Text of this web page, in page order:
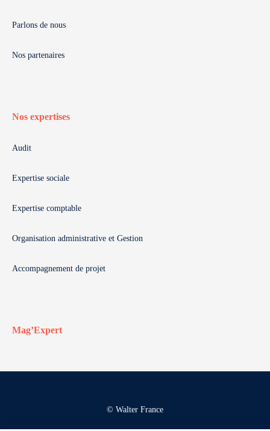
Parlons de nous
Nos partenaires
Nos expertises
Audit
Expertise sociale
Expertise comptable
Organisation administrative et Gestion
Accompagnement de projet
Mag’Expert
© Walter France